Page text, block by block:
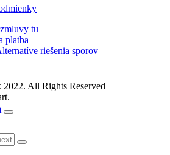
tu
platba
riešenia sporov
All Rights Reserved